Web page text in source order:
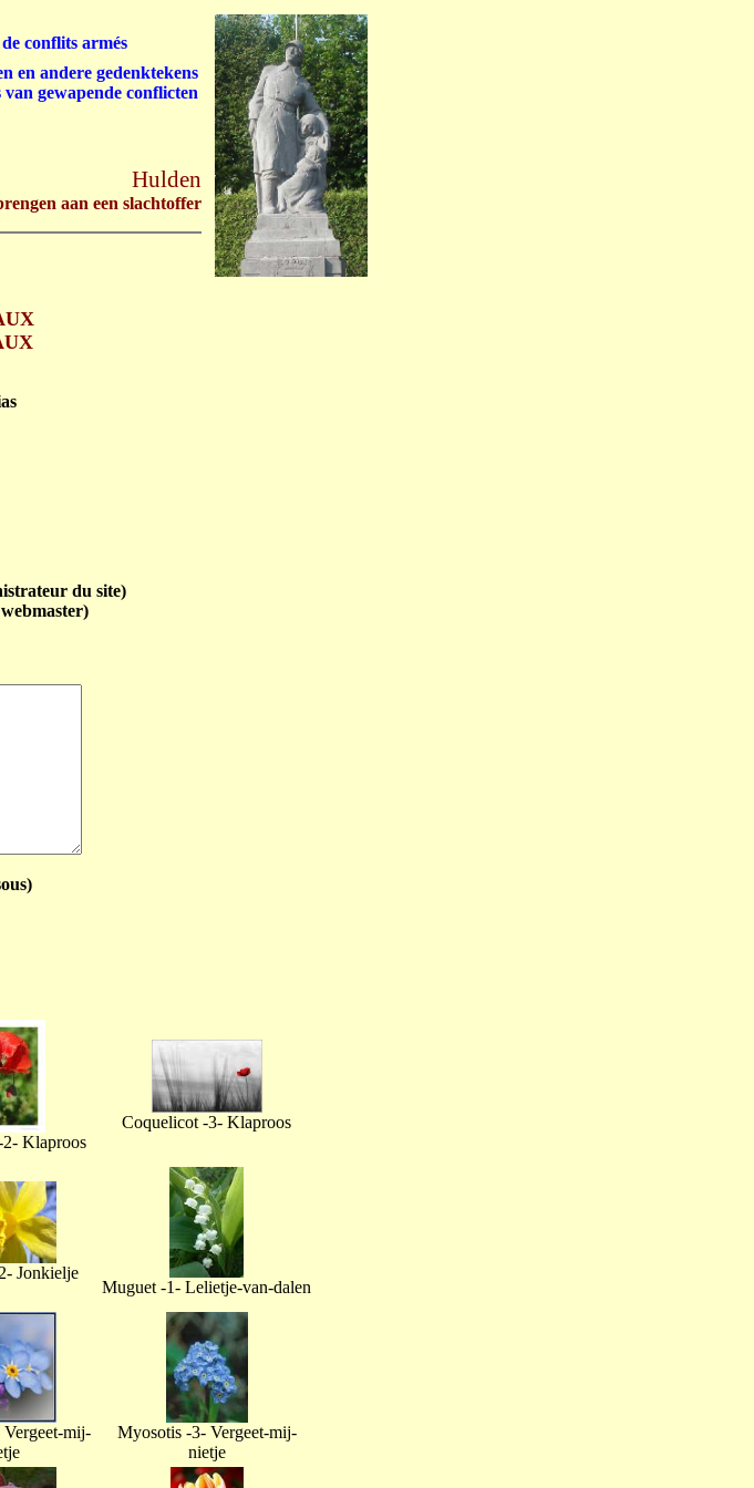
du site)
Klaproos
Coquelicot -3- Klaproos
Jonkielje
Muguet -1- Lelietje-van-dalen
mij-
Myosotis -3- Vergeet-mij-
nietje
Hulden
aan een slachtoffer
conflits armés
en andere gedenktekens
gewapende conflicten